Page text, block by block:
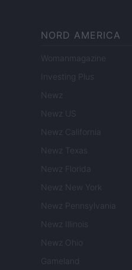
NORD AMERICA
Womanmagazine
Investing Plus
Newz
Newz US
Newz California
Newz Texas
Newz Florida
Newz New York
Newz Pennsylvania
Newz Illinois
Newz Ohio
Gameland